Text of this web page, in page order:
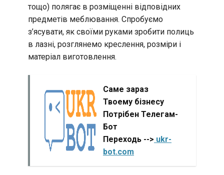
тощо) полягає в розміщенні відповідних
предметів меблювання. Спробуємо
з’ясувати, як своїми руками зробити полиць
в лазні, розглянемо креслення, розміри і
матеріал виготовлення.
Саме зараз
Твоему бізнесу
Потрібен Телегам-
Бот
Переходь --> ukr-
bot.com